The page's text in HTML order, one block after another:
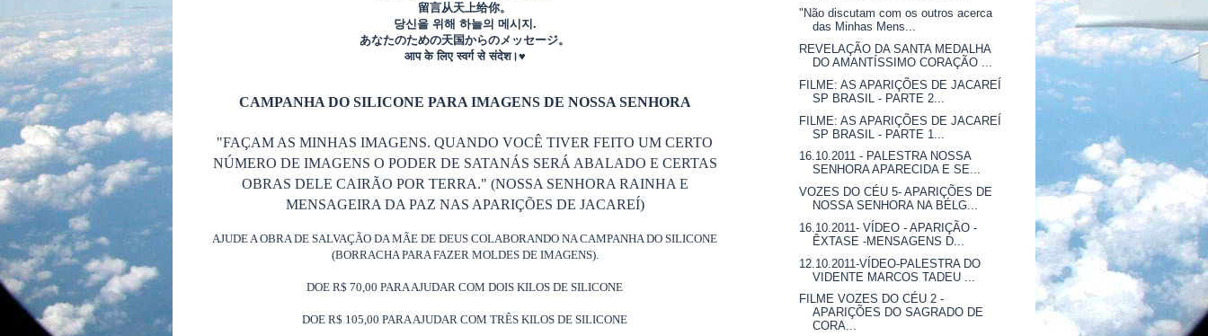
留言从天上给你。
당신을 위해 하늘의 메시지.
あなたのための天国からのメッセージ。
आप के लिए स्वर्ग से संदेश।♥
CAMPANHA DO SILICONE PARA IMAGENS DE NOSSA SENHORA
"FAÇAM AS MINHAS IMAGENS. QUANDO VOCÊ TIVER FEITO UM CERTO
NÚMERO DE IMAGENS O PODER DE SATANÁS SERÁ ABALADO E CERTAS
OBRAS DELE CAIRÃO POR TERRA." (NOSSA SENHORA RAINHA E
MENSAGEIRA DA PAZ NAS APARIÇÕES DE JACAREÍ)
AJUDE A OBRA DE SALVAÇÃO DA MÃE DE DEUS COLABORANDO NA CAMPANHA DO SILICONE
(BORRACHA PARA FAZER MOLDES DE IMAGENS).
DOE R$ 70,00 PARA AJUDAR COM DOIS KILOS DE SILICONE
DOE R$ 105,00 PARA AJUDAR COM TRÊS KILOS DE SILICONE
"Não discutam com os outros acerca
das Minhas Mens...
REVELAÇÃO DA SANTA MEDALHA
DO AMANTÍSSIMO CORAÇÃO ...
FILME: AS APARIÇÕES DE JACAREÍ
SP BRASIL - PARTE 2...
FILME: AS APARIÇÕES DE JACAREÍ
SP BRASIL - PARTE 1...
16.10.2011 - PALESTRA NOSSA
SENHORA APARECIDA E SE...
VOZES DO CÉU 5- APARIÇÕES DE
NOSSA SENHORA NA BÉLG...
16.10.2011- VÍDEO - APARIÇÃO -
ÊXTASE -MENSAGENS D...
12.10.2011-VÍDEO-PALESTRA DO
VIDENTE MARCOS TADEU ...
FILME VOZES DO CÉU 2 -
APARIÇÕES DO SAGRADO DE
CORA...